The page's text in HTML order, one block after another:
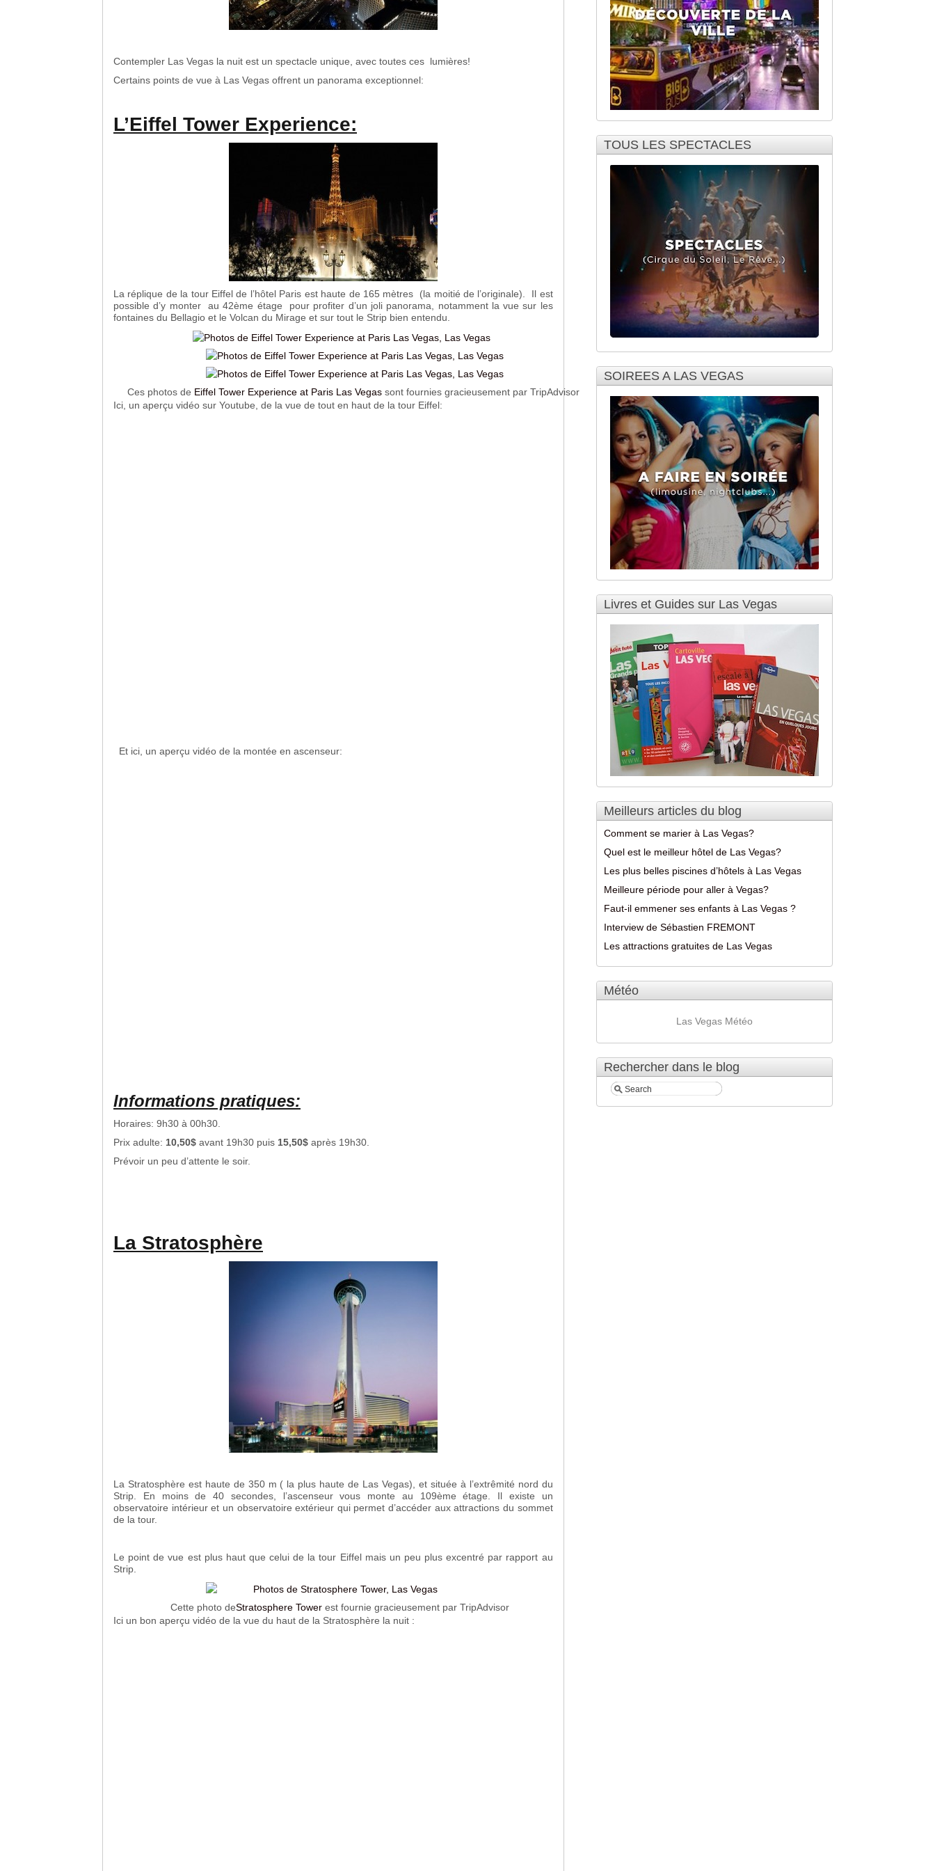
Contempler Las Vegas la nuit est un spectacle unique, avec toutes ces lumières!
Certains points de vue à Las Vegas offrent un panorama exceptionnel:
L’Eiffel Tower Experience:
La réplique de la tour Eiffel de l’hôtel Paris est haute de 165 mètres (la moitié de l’originale). Il est
possible d’y monter au 42ème étage pour profiter d’un joli panorama, notamment la vue sur les
fontaines du Bellagio et le Volcan du Mirage et sur tout le Strip bien entendu.
Ces photos de Eiffel Tower Experience at Paris Las Vegas sont fournies gracieusement par TripAdvisor
Ici, un aperçu vidéo sur Youtube, de la vue de tout en haut de la tour Eiffel:
Et ici, un aperçu vidéo de la montée en ascenseur:
Informations pratiques:
Horaires: 9h30 à 00h30.
Prix adulte: 10,50$ avant 19h30 puis 15,50$ après 19h30.
Prévoir un peu d’attente le soir.
La Stratosphère
La Stratosphère est haute de 350 m ( la plus haute de Las Vegas), et située à l’extrêmité nord du
Strip. En moins de 40 secondes, l’ascenseur vous monte au 109ème étage. Il existe un
observatoire intérieur et un observatoire extérieur qui permet d’accéder aux attractions du sommet
de la tour.
Le point de vue est plus haut que celui de la tour Eiffel mais un peu plus excentré par rapport au
Strip.
Cette photo deStratosphere Tower est fournie gracieusement par TripAdvisor
Ici un bon aperçu vidéo de la vue du haut de la Stratosphère la nuit :
TOUS LES SPECTACLES
SOIREES A LAS VEGAS
Livres et Guides sur Las Vegas
Meilleurs articles du blog
Comment se marier à Las Vegas?
Quel est le meilleur hôtel de Las Vegas?
Les plus belles piscines d’hôtels à Las Vegas
Meilleure période pour aller à Vegas?
Faut-il emmener ses enfants à Las Vegas ?
Interview de Sébastien FREMONT
Les attractions gratuites de Las Vegas
Météo
Las Vegas Météo
Rechercher dans le blog